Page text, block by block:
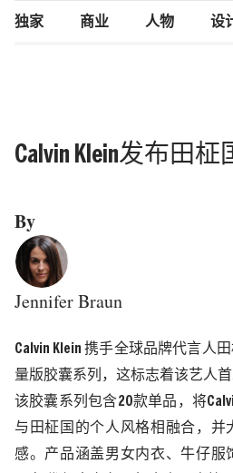
独家 商业 人物 设
Calvin Klein发布田
By
Jennifer Braun
Calvin Klein 携手全球品牌代言人
量版胶囊系列，这标志着该艺人
该胶囊系列包含20款单品，将
与田柾国的个人风格相融合，并
感。产品涵盖男女内衣、牛仔服